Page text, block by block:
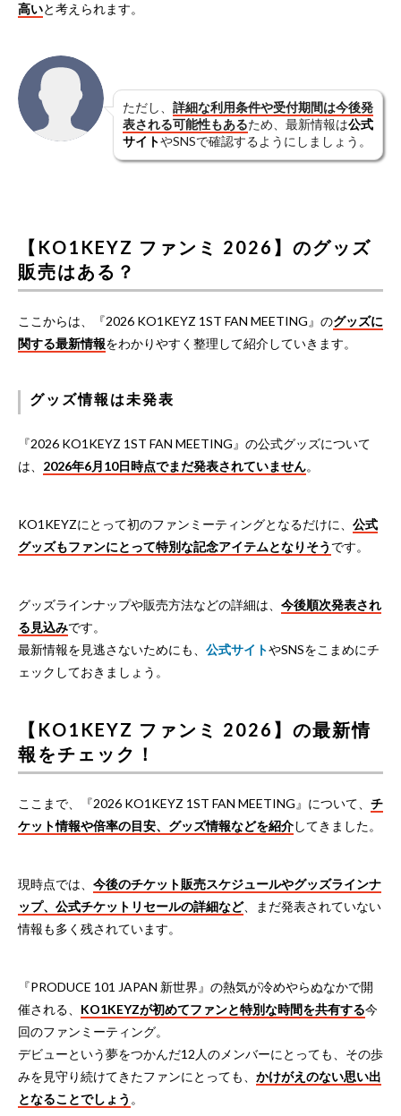
高いと考えられます。
ただし、 詳細な利用条件や受付期間は今後発
表される可能性もあるため、最新情報は公式
サイトやSNSで確認するようにしましょう。
【KO1KEYZ ファンミ 2026】のグッズ
販売はある？
ここからは、『2026 KO1KEYZ 1ST FAN MEETING』のグッズに
関する最新情報をわかりやすく整理して紹介していきます。
グッズ情報は未発表
『2026 KO1KEYZ 1ST FAN MEETING』の公式グッズについて
は、 2026年6月10日時点でまだ発表されていません。
KO1KEYZにとって初のファンミーティングとなるだけに、 公式
グッズもファンにとって特別な記念アイテムとなりそう です。
グッズラインナップや販売方法などの詳細は、 今後順次発表され
る見込みです。
最新情報を見逃さないためにも、 公式サイトやSNSをこまめにチ
ェックしておきましょう。
【KO1KEYZ ファンミ 2026】の最新情
報をチェック！
ここまで、『2026 KO1KEYZ 1ST FAN MEETING』について、 チ
ケット情報や倍率の目安、グッズ情報などを紹介してきました。
現時点では、 今後のチケット販売スケジュールやグッズラインナ
ップ、公式チケットリセールの詳細など、まだ発表されていない
情報も多く残されています。
『PRODUCE 101 JAPAN 新世界』の熱気が冷めやらぬなかで開
催される、 KO1KEYZが初めてファンと特別な時間を共有する今
回のファンミーティング。
デビューという夢をつかんだ12人のメンバーにとっても、その歩
みを見守り続けてきたファンにとっても、 かけがえのない思い出
となることでしょう 。